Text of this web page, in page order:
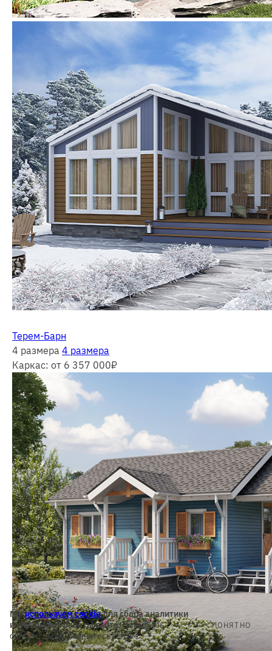
Мыиспользуем cookieдля сбора аналитики
и улучшения работы сайта.Пользуясь
сайтом, вы соглашаетесь с этим.
ПОНЯТНО
Терем-Барн
4 размера 4 размера
Каркас: от 6 357 000₽